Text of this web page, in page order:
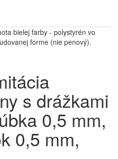
bielej farby - polystyrén vo
forme (nie penový).
s drážkami
0,5 mm,
0,5 mm,